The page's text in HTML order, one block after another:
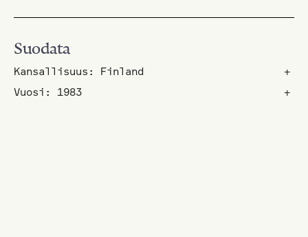
Suodata
Kansallisuus: Finland
+
Vuosi: 1983
+